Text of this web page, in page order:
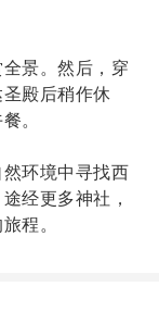
景。然后，穿
圣殿后稍作休
。
环境中寻找西
经更多神社，
程。